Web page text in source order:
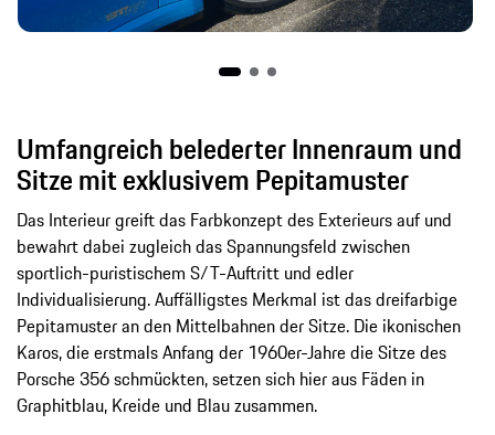
Umfangreich belederter Innenraum und
Sitze mit exklusivem Pepitamuster
Das Interieur greift das Farbkonzept des Exterieurs auf und
bewahrt dabei zugleich das Spannungsfeld zwischen
sportlich-puristischem S/T-Auftritt und edler
Individualisierung. Auffälligstes Merkmal ist das dreifarbige
Pepitamuster an den Mittelbahnen der Sitze. Die ikonischen
Karos, die erstmals Anfang der 1960er-Jahre die Sitze des
Porsche 356 schmückten, setzen sich hier aus Fäden in
Graphitblau, Kreide und Blau zusammen.